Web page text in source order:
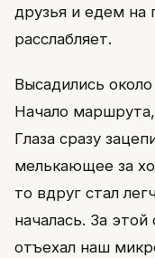
друзья и едем на
расслабляет.
Высадились
Начало
Глаза сразу
мелькающее за
то вдруг стал
началась. За
отъехал наш